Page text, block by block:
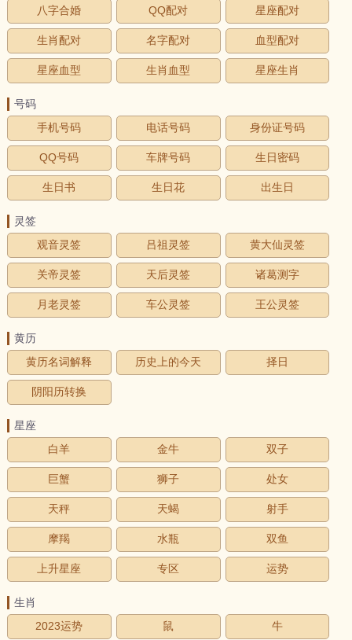
八字合婚
QQ配对 星座配对
生肖配对 名字配对 血型配对
星座血型 生肖血型 星座生肖
号码
手机号码
电话号码 身份证号码
QQ号码 车牌号码 生日密码
生日书 生日花 出生日
灵签
观音灵签
吕祖灵签 黄大仙灵签
关帝灵签 天后灵签 诸葛测字
月老灵签 车公灵签 王公灵签
黄历
黄历名词解释
历史上的今天 择日
阴阳历转换
星座
白羊
金牛 双子
巨蟹 狮子 处女
天秤 天蝎 射手
摩羯 水瓶 双鱼
上升星座 专区 运势
生肖
2023运势
鼠 牛